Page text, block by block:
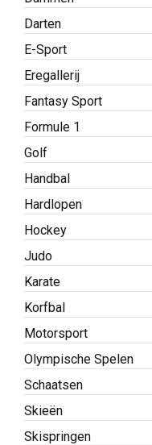
Darten
E-Sport
Eregallerij
Fantasy Sport
Formule 1
Golf
Handbal
Hardlopen
Hockey
Judo
Karate
Korfbal
Motorsport
Olympische Spelen
Schaatsen
Skieën
Skispringen